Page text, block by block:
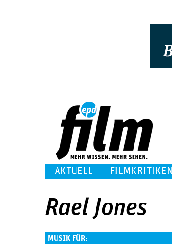
AKTUELL FILMKRITIKEN
Rael Jones
MUSIK FÜR: